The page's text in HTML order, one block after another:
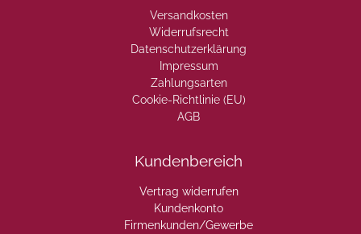
Versandkosten
Widerrufsrecht
Datenschutzerklärung
Impressum
Zahlungsarten
Cookie-Richtlinie (EU)
AGB
Kundenbereich
Vertrag widerrufen
Kundenkonto
Firmenkunden/Gewerbe